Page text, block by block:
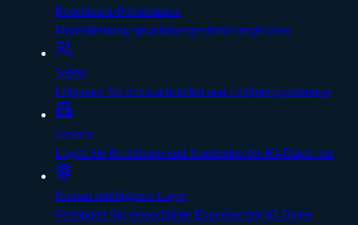
Benchmark-Performance
Modellleistung sprachübergreifend vergleichen
Safety
Erkennen Sie Schwachstellen und Fehlinterpretationen
Govern
Legen Sie Richtlinien und Kontrollen für KI-Daten fest
Human Intelligence Layer
Verbinden Sie menschliche Expertise mit KI-Daten